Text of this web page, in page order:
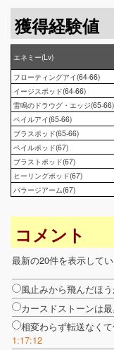
獲得経験値
エネミー(Lv)
フローティングアイ(64-66)
イージスポッド(64-66)
雷鳴のドラウグ・エッジ(65-66)
ペイルアイ(65-66)
ブラスポッド(65-66)
ペイルポッド(67)
ブラストポッド(67)
ヒーリングポッド(67)
バラージアーム(67)
コメント
最新の20件を表示してい
風止みから飛んだほ
カースドストーンは
相変わらず転送なく
1:17:12